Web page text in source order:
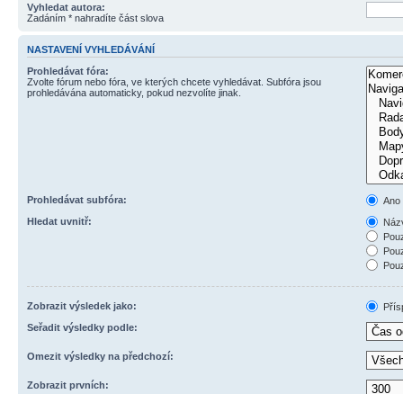
Vyhledat autora:
Zadáním * nahradíte část slova
NASTAVENÍ VYHLEDÁVÁNÍ
Prohledávat fóra:
Zvolte fórum nebo fóra, ve kterých chcete vyhledávat. Subfóra jsou
prohledávána automaticky, pokud nezvolíte jinak.
Prohledávat subfóra:
Ano
Hledat uvnitř:
Zobrazit výsledek jako:
Seřadit výsledky podle:
Omezit výsledky na předchozí:
Zobrazit prvních: